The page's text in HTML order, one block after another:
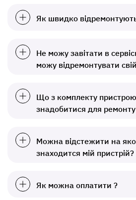
Як швидко
Не можу завітати в
можу відремонтувати
Що з комплекту
знадобитися для
Можна відстежити на
знаходится мій пристрій?
Як можна оплатити ?